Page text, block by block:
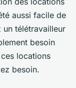
aussi facile de
un télétravailleur
besoin
locations
besoin.